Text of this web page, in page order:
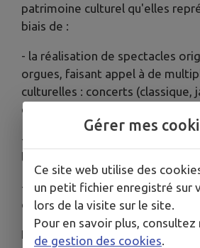
patrimoine culturel qu'elles
biais de :
- la réalisation de spectacles
orgues, faisant appel à de
culturelles : concerts (classique,
contemporain...), cinéma, danse,
- la diffusion de l'apprentissage
l'orgue chez des jeunes, dans les
- la diffusion de tout support
de Vimoutiers : brochures,
Président : Patrick Gaulin
Gérer mes
Ce site web utilise des
un petit fichier enregistré sur
lors de la visite sur le site.
Pour en savoir plus, consultez
de gestion des cookies